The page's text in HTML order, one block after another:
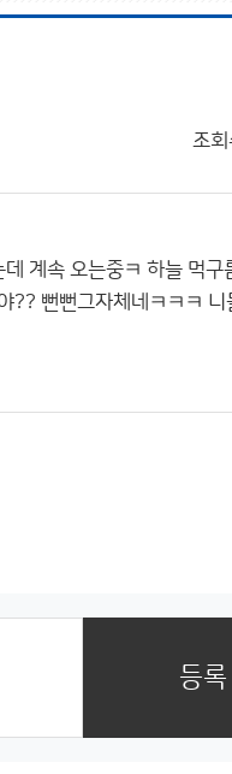
조회
계속 오는중ㅋ 하늘 먹구
?? 뻔뻔그자체네ㅋㅋㅋ 니
등록